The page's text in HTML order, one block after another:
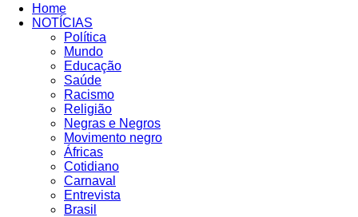
Home
NOTÍCIAS
Política
Mundo
Educação
Saúde
Racismo
Religião
Negras e Negros
Movimento negro
Áfricas
Cotidiano
Carnaval
Entrevista
Brasil